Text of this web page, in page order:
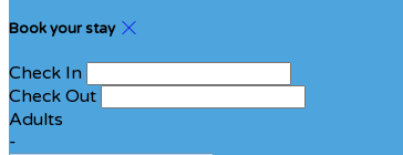
Book your stay
Check In
Check Out
Adults
-